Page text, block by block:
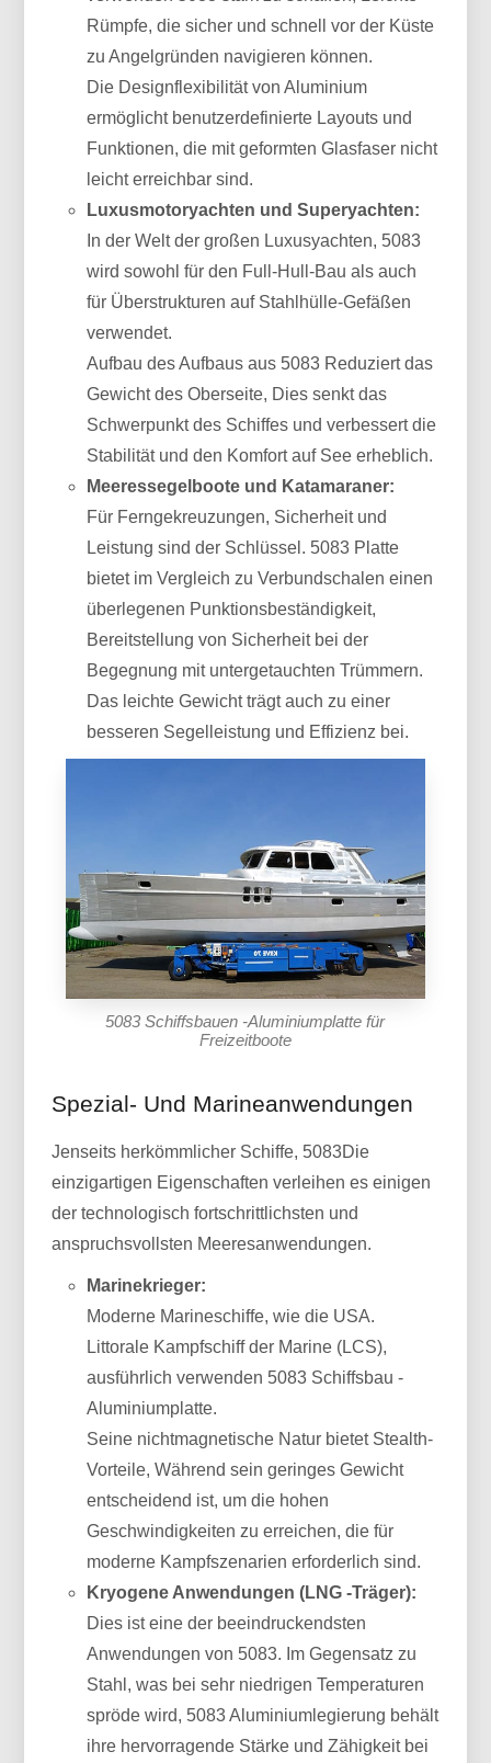
Rümpfe, die sicher und schnell vor der Küste
zu Angelgründen navigieren können.
Die Designflexibilität von Aluminium
ermöglicht benutzerdefinierte Layouts und
Funktionen, die mit geformten Glasfaser nicht
leicht erreichbar sind.
Luxusmotoryachten und Superyachten:
In der Welt der großen Luxusyachten, 5083
wird sowohl für den Full-Hull-Bau als auch
für Überstrukturen auf Stahlhülle-Gefäßen
verwendet.
Aufbau des Aufbaus aus 5083 Reduziert das
Gewicht des Oberseite, Dies senkt das
Schwerpunkt des Schiffes und verbessert die
Stabilität und den Komfort auf See erheblich.
Meeressegelboote und Katamaraner:
Für Ferngekreuzungen, Sicherheit und
Leistung sind der Schlüssel. 5083 Platte
bietet im Vergleich zu Verbundschalen einen
überlegenen Punktionsbeständigkeit,
Bereitstellung von Sicherheit bei der
Begegnung mit untergetauchten Trümmern.
Das leichte Gewicht trägt auch zu einer
besseren Segelleistung und Effizienz bei.
5083 Schiffsbauen -Aluminiumplatte für
Freizeitboote
Spezial- Und Marineanwendungen
Jenseits herkömmlicher Schiffe, 5083Die
einzigartigen Eigenschaften verleihen es einigen
der technologisch fortschrittlichsten und
anspruchsvollsten Meeresanwendungen.
Marinekrieger:
Moderne Marineschiffe, wie die USA.
Littorale Kampfschiff der Marine (LCS),
ausführlich verwenden 5083 Schiffsbau -
Aluminiumplatte.
Seine nichtmagnetische Natur bietet Stealth-
Vorteile, Während sein geringes Gewicht
entscheidend ist, um die hohen
Geschwindigkeiten zu erreichen, die für
moderne Kampfszenarien erforderlich sind.
Kryogene Anwendungen (LNG -Träger):
Dies ist eine der beeindruckendsten
Anwendungen von 5083. Im Gegensatz zu
Stahl, was bei sehr niedrigen Temperaturen
spröde wird, 5083 Aluminiumlegierung behält
ihre hervorragende Stärke und Zähigkeit bei